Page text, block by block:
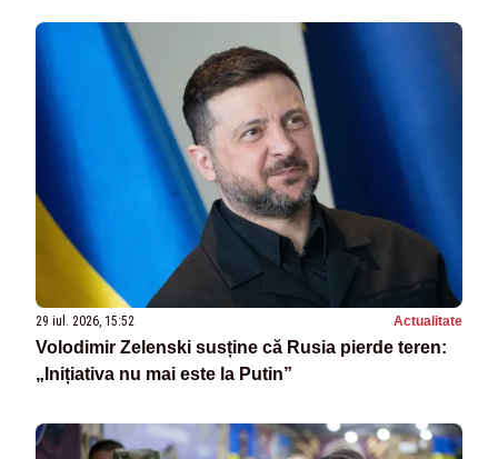
29 iul. 2026, 15:52 Actualitate
Volodimir Zelenski susține că Rusia pierde teren:
„Inițiativa nu mai este la Putin”